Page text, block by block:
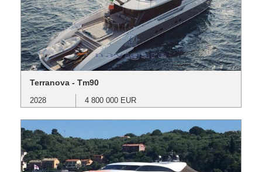
Terranova - Tm90
2028 4 800 000 EUR